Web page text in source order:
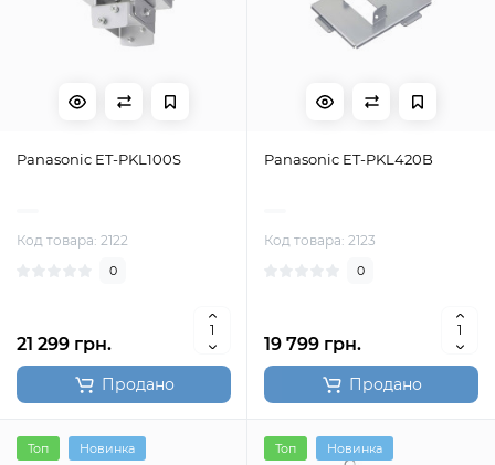
Panasonic ET-PKL100S
Код товара: 2122
0
21 299 грн.
Продано
Panasonic ET-PKL420B
Код товара: 2123
0
19 799 грн.
Продано
Топ Новинка Топ Новинка